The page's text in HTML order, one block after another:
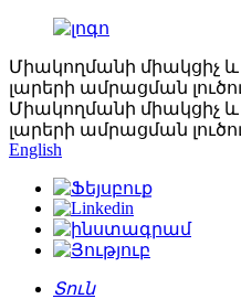
Միակողմանի միակցիչ և
լարերի ամրացման
Միակողմանի միակցիչ և
լարերի ամրացման
English
Տուն